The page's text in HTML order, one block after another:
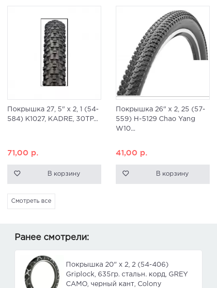
Покрышка 27, 5" x 2, 1 (54-
584) K1027, KADRE, 30TP...
71,00 р.
В корзину
Покрышка 26" x 2, 25 (57-
559) H-5129 Chao Yang
W10...
41,00 р.
В корзину
Смотреть все
Ранее смотрели:
Покрышка 20" x 2, 2 (54-406)
Griplock, 635гр. стальн. корд, GREY
CAMO, черный кант, Colony